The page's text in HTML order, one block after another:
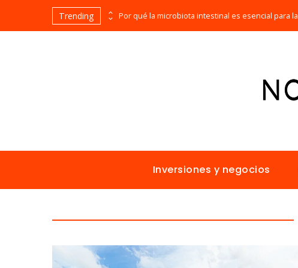
Trending Las 15 misiones espaciales fundamentales en la historia de la humanidad
Inversiones y negocios